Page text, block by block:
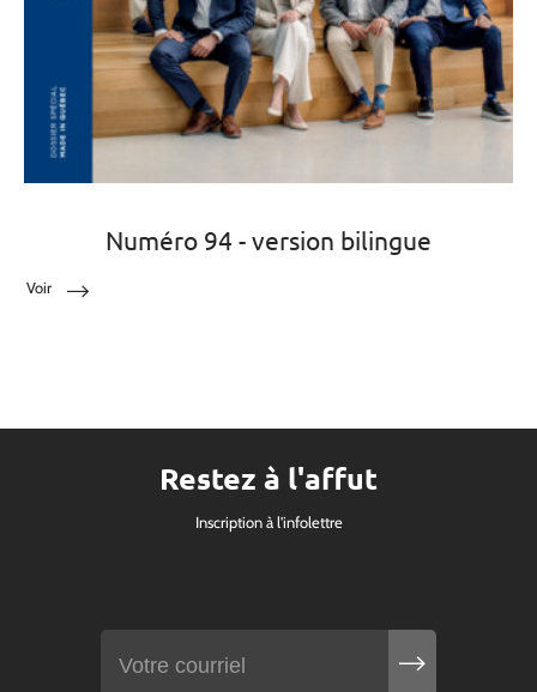
Numéro 94 - version bilingue
Voir
Restez à l'affut
Inscription à l'infolettre